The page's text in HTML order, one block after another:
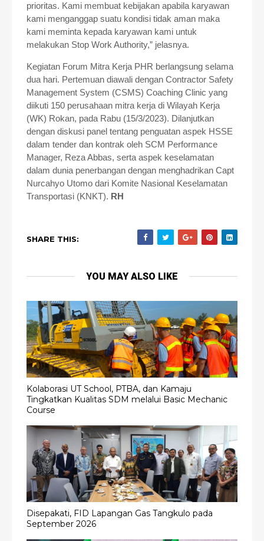
prioritas. Kami membuat kebijakan apabila karyawan
kami menganggap suatu kondisi tidak aman maka
kami meminta kepada karyawan kami untuk
melakukan Stop Work Authority,” jelasnya.
Kegiatan Forum Mitra Kerja PHR berlangsung selama
dua hari. Pertemuan diawali dengan Contractor Safety
Management System (CSMS) Coaching Clinic yang
diikuti 150 perusahaan mitra kerja di Wilayah Kerja
(WK) Rokan, pada Rabu (15/3/2023). Dilanjutkan
dengan diskusi panel tentang penguatan aspek HSSE
dalam tender dan kontrak oleh SCM Performance
Manager, Reza Abbas, serta aspek keselamatan
dalam dunia penerbangan dengan menghadrikan Capt
Nurcahyo Utomo dari Komite Nasional Keselamatan
Transportasi (KNKT). RH
SHARE THIS:
YOU MAY ALSO LIKE
Kolaborasi UT School, PTBA, dan Kamaju
Tingkatkan Kualitas SDM melalui Basic Mechanic
Course
Disepakati, FID Lapangan Gas Tangkulo pada
September 2026